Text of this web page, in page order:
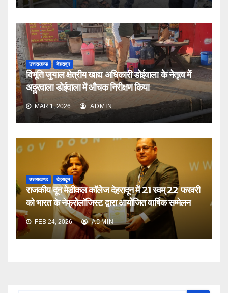
उत्तराखण्ड देहरादून
विभूति जुयाल क्षेत्रीय खाद्य अधिकारी डोईवाला के नेतृत्व में
अठ्ठुरवाला डोईवाला में औचक निरीक्षण किया
MAR 1, 2026 ADMIN
उत्तराखण्ड देहरादून
राजकीय दून मेडीकल कॉलेज देहरादून में 21 स्वम् 22 फरवरी
को भारत के नेफ्रोलॉजिस्ट द्वारा आयोजित वार्षिक सम्मेलन
FEB 24, 2026 ADMIN